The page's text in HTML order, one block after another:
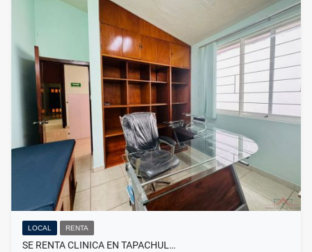
LOCAL RENTA
SE RENTA CLINICA EN TAPACHUL…